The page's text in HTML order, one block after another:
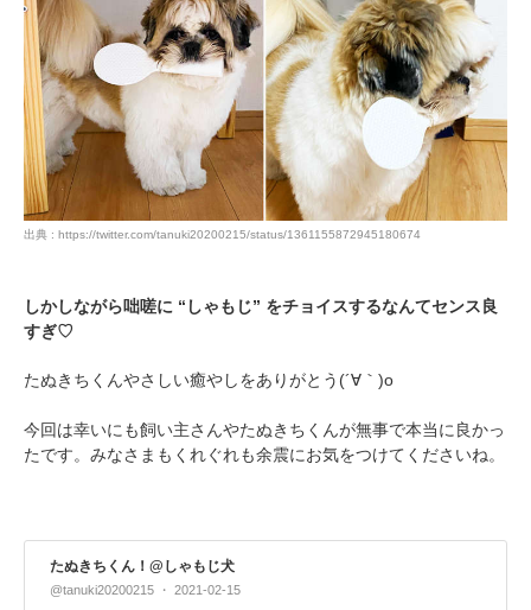
出典 : https://twitter.com/tanuki20200215/status/1361155872945180674
しかしながら咄嗟に “しゃもじ” をチョイスするなんてセンス良
すぎ♡
たぬきちくんやさしい癒やしをありがとう(´∀｀)o
今回は幸いにも飼い主さんやたぬきちくんが無事で本当に良かっ
たです。みなさまもくれぐれも余震にお気をつけてくださいね。
たぬきちくん！@しゃもじ犬
@tanuki20200215 2021-02-15